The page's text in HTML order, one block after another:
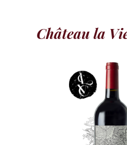
Château la